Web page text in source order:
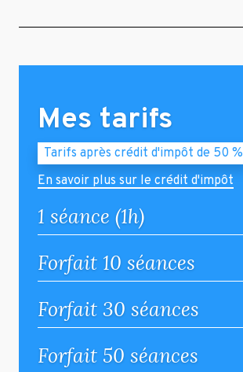
Mes tarifs
Tarifs après crédit d'impôt de 50 %
En savoir plus sur le crédit d'impôt
1 séance (1h)
Forfait 10 séances
Forfait 30 séances
Forfait 50 séances